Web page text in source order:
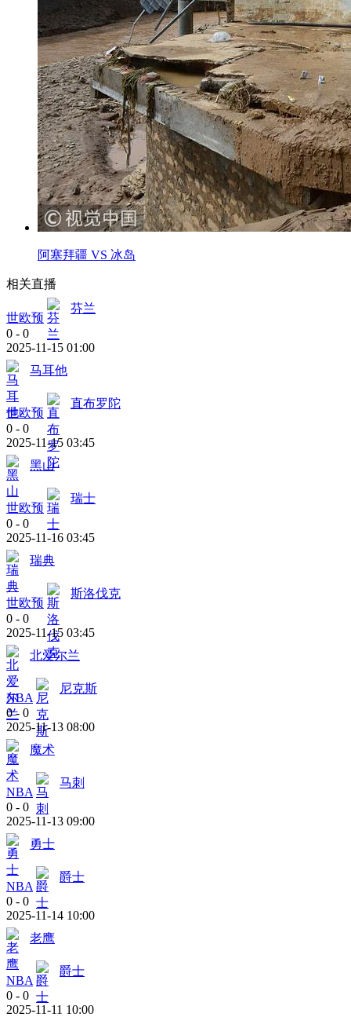
阿塞拜疆 VS 冰岛
相关直播
世欧预
芬兰
0 - 0
2025-11-15 01:00
马耳他
世欧预
直布罗陀
0 - 0
2025-11-15 03:45
黑山
世欧预
瑞士
0 - 0
2025-11-16 03:45
瑞典
世欧预
斯洛伐克
0 - 0
2025-11-15 03:45
北爱尔兰
NBA
尼克斯
0 - 0
2025-11-13 08:00
魔术
NBA
马刺
0 - 0
2025-11-13 09:00
勇士
NBA
爵士
0 - 0
2025-11-14 10:00
老鹰
NBA
爵士
0 - 0
2025-11-11 10:00